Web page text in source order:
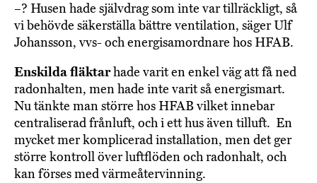
–? Husen hade självdrag som inte var tillräckligt, så
vi behövde säkerställa bättre ventilation, säger Ulf
Johansson, vvs- och energisamordnare hos HFAB.
Enskilda fläktarhade varit en enkel väg att få ned
radonhalten, men hade inte varit så energismart.
Nu tänkte man större hos HFAB vilket innebar
centraliserad frånluft, och i ett hus även tilluft. En
mycket mer komplicerad installation, men det ger
större kontroll över luftflöden och radonhalt, och
kan förses med värmeåtervinning.